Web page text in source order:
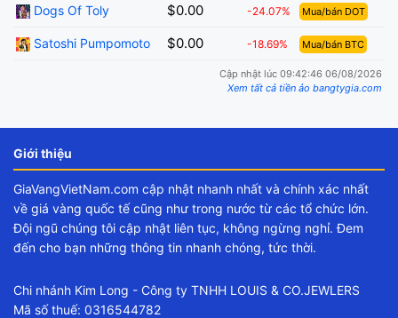
Dogs Of Toly $0.00 -24.07% Mua/bán DOT
Satoshi Pumpomoto $0.00 -18.69% Mua/bán BTC
Cập nhật lúc 09:42:46 06/08/2026
Xem tất cả tiền ảo bangtygia.com
Giới thiệu
GiaVangVietNam.com cập nhật nhanh nhất và chính xác nhất
về giá vàng quốc tế cũng như trong nước từ các tổ chức lớn.
Đội ngũ chúng tôi cập nhật liên tục, không ngừng nghỉ. Đem
đến cho bạn những thông tin nhanh chóng, tức thời.
Chi nhánh Kim Long - Công ty TNHH LOUIS & CO.JEWLERS
Mã số thuế: 0316544782